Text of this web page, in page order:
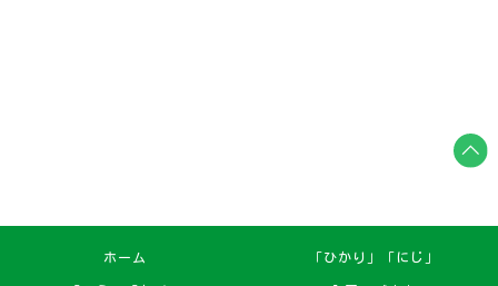
ホーム 「ひかり」「にじ」